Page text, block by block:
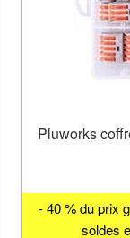
Pluworks
- 40 % du prix
soldes